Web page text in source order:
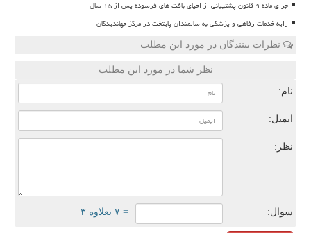
اجرای ماده ۹ قانون پشتیبانی از احیای بافت های فرسوده پس از ۱۵ سال
ارایه خدمات رفاهی و پزشکی به سالمندان پایتخت در مرکز جهاندیدگان
نظرات بینندگان در مورد این مطلب
نظر شما در مورد این مطلب
نام:
ایمیل:
نظر:
سوال: = ۷ بعلاوه ۳